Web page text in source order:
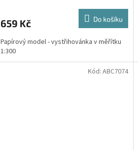
659 Kč Do košíku
Papírový model - vystřihovánka v měřítku
1:300
Kód: ABC7074